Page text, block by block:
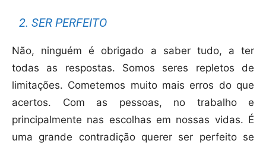
2. SER PERFEITO
Não, ninguém é obrigado a saber tudo, a ter
todas as respostas. Somos seres repletos de
limitações. Cometemos muito mais erros do que
acertos. Com as pessoas, no trabalho e
principalmente nas escolhas em nossas vidas. É
uma grande contradição querer ser perfeito se